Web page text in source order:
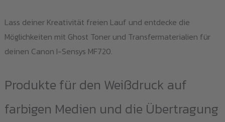
Lass deiner Kreativität freien Lauf und entdecke die
Möglichkeiten mit Ghost Toner und Transfermaterialien für
deinen Canon I-Sensys MF720.
Produkte für den Weißdruck auf
farbigen Medien und die Übertragung